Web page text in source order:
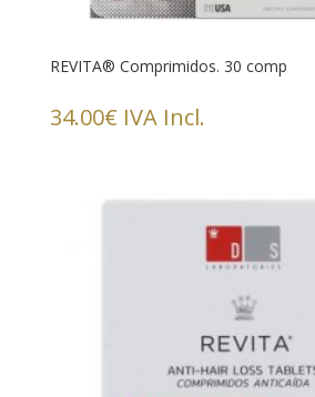
REVITA® Comprimidos. 30 comp
34.00€ IVA Incl.